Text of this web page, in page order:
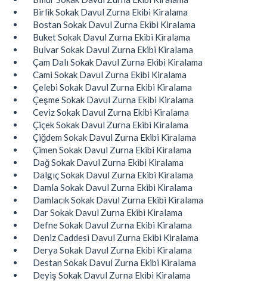
Birlik Sokak Davul Zurna Ekibi Kiralama
Bostan Sokak Davul Zurna Ekibi Kiralama
Buket Sokak Davul Zurna Ekibi Kiralama
Bulvar Sokak Davul Zurna Ekibi Kiralama
Çam Dalı Sokak Davul Zurna Ekibi Kiralama
Cami Sokak Davul Zurna Ekibi Kiralama
Çelebi Sokak Davul Zurna Ekibi Kiralama
Çeşme Sokak Davul Zurna Ekibi Kiralama
Ceviz Sokak Davul Zurna Ekibi Kiralama
Çiçek Sokak Davul Zurna Ekibi Kiralama
Çiğdem Sokak Davul Zurna Ekibi Kiralama
Çimen Sokak Davul Zurna Ekibi Kiralama
Dağ Sokak Davul Zurna Ekibi Kiralama
Dalgıç Sokak Davul Zurna Ekibi Kiralama
Damla Sokak Davul Zurna Ekibi Kiralama
Damlacık Sokak Davul Zurna Ekibi Kiralama
Dar Sokak Davul Zurna Ekibi Kiralama
Defne Sokak Davul Zurna Ekibi Kiralama
Deniz Caddesi Davul Zurna Ekibi Kiralama
Derya Sokak Davul Zurna Ekibi Kiralama
Destan Sokak Davul Zurna Ekibi Kiralama
Deyiş Sokak Davul Zurna Ekibi Kiralama